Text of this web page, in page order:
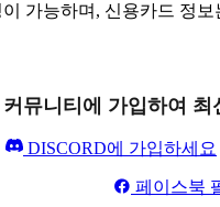
가능하며, 신용카드 정
커뮤니티에 가입하여
DISCORD에 가입하세요
페이스북